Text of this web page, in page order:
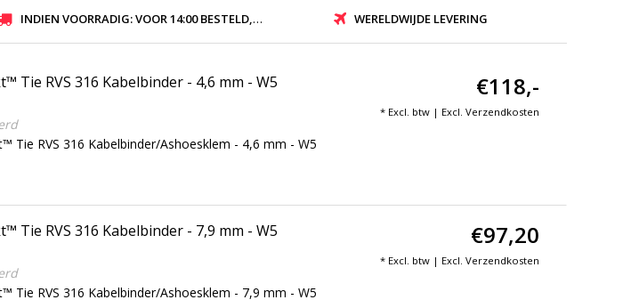
INDIEN VOORRADIG: VOOR 14:00 BESTELD, ZELFDE DAG VERZONDEN WERELDWIJDE LEVERING
Tie RVS 316 Kabelbinder - 4,6 mm - W5
Tie RVS 316 Kabelbinder/Ashoesklem - 4,6 mm - W5
€118,-
* Excl. btw | Excl. Verzendkosten
Tie RVS 316 Kabelbinder - 7,9 mm - W5
Tie RVS 316 Kabelbinder/Ashoesklem - 7,9 mm - W5
€97,20
* Excl. btw | Excl. Verzendkosten